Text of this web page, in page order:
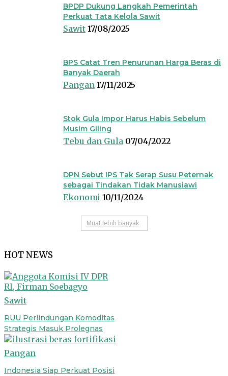
BPDP Dukung Langkah Pemerintah
Perkuat Tata Kelola Sawit
Sawit 17/08/2025
BPS Catat Tren Penurunan Harga Beras di
Banyak Daerah
Pangan 17/11/2025
Stok Gula Impor Harus Habis Sebelum
Musim Giling
Tebu dan Gula 07/04/2022
DPN Sebut IPS Tak Serap Susu Peternak
sebagai Tindakan Tidak Manusiawi
Ekonomi 10/11/2024
Muat lebih banyak
HOT NEWS
Sawit
RUU Perlindungan Komoditas
Strategis Masuk Prolegnas
Pangan
Indonesia Siap Perkuat Posisi